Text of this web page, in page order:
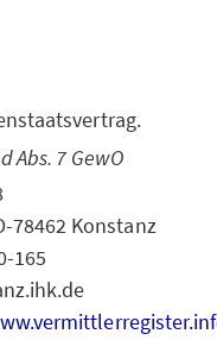
Abs. 7 GewO
78462 Konstanz
165